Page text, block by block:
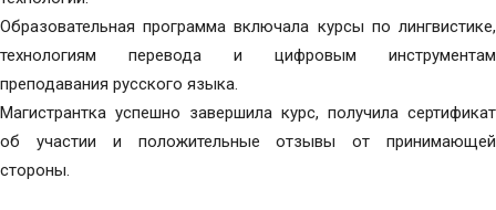
Образовательная программа включала курсы по лингвистике,
технологиям перевода и цифровым инструментам
преподавания русского языка.
Магистрантка успешно завершила курс, получила сертификат
об участии и положительные отзывы от принимающей
стороны.